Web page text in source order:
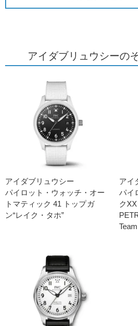
アイダブリュウシーの
アイダブリュウシー
パイロット・ウォッチ・オー
トマティック 41 トップガ
ン“レイク・タホ”
アイ
パイ
ク
Team